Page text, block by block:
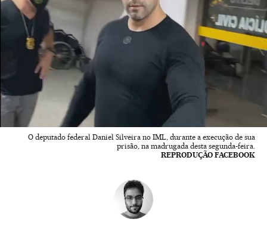
O deputado federal Daniel Silveira no IML, durante a execução de sua
prisão, na madrugada desta segunda-feira.
REPRODUÇÃO FACEBOOK